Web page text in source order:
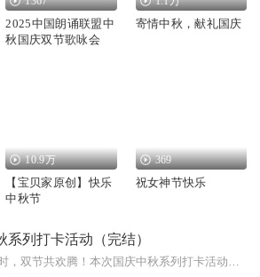
2025中国朗诵联盟中
秋国庆双节歌咏会
寄情中秋，献礼国庆
10.9万
【宝贝家原创】快乐
中秋节
369
祝女神节快乐
系列打卡活动（完结）